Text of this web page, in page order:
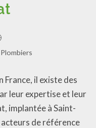
France, il existe des
leur expertise et leur
implantée à Saint-
acteurs de référence